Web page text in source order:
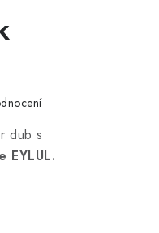
dub s
EYLUL.